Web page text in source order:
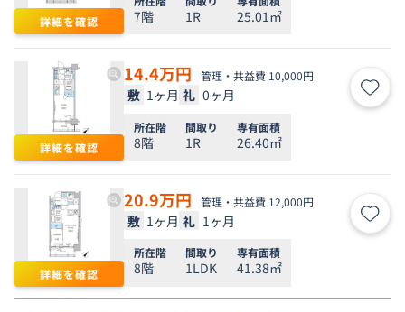
詳細を確認 7階 1R 25.01㎡
詳細を確認
14.4万円 管理・共益費 10,000円
敷 1ヶ月 礼 0ヶ月 お気
所在階
8階
間取り
1R
専有面積
26.40㎡
詳細を確認
20.9万円 管理・共益費 12,000円
敷 1ヶ月 礼 1ヶ月 お気
所在階
8階
間取り
1LDK
専有面積
41.38㎡